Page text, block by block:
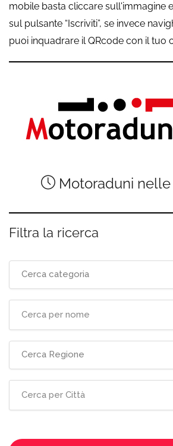
mobile basta cliccare sull'immagine
sul pulsante “Iscriviti”, se invece
puoi inquadrare il QRcode con il tuo
Motoraduni nelle
Filtra la ricerca
Cerca categoria
Cerca Regione